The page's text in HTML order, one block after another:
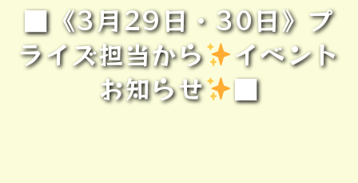
■《3月29日・30日》プ
ライズ担当から
イベント
お知らせ
■